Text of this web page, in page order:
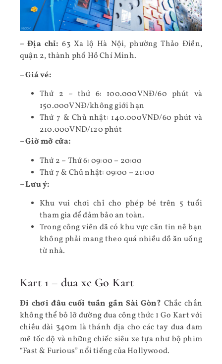
– Địa chỉ: 63 Xa lộ Hà Nội, phường Thảo Điền,
quận 2, thành phố Hồ Chí Minh.
– Giá vé:
Thứ 2 – thứ 6: 100.000VNĐ/60 phút và
150.000VNĐ/không giới hạn
Thứ 7 & Chủ nhật: 140.000VNĐ/60 phút và
210.000VNĐ/120 phút
– Giờ mở cửa:
Thứ 2 – Thứ 6: 09:00 – 20:00
Thứ 7 & Chủ nhật: 09:00 – 21:00
– Lưu ý:
Khu vui chơi chỉ cho phép bé trên 5 tuổi
tham gia để đảm bảo an toàn.
Trong công viên đã có khu vực căn tin nê bạn
không phải mang theo quá nhiều đồ ăn uống
từ nhà.
Kart 1 – đua xe Go Kart
Đi chơi đâu cuối tuần gần Sài Gòn? Chắc chắn
không thể bỏ lỡ đường đua công thức 1 Go Kart với
chiều dài 340m là thánh địa cho các tay đua đam
mê tốc độ và những chiếc siêu xe tựa như bộ phim
“Fast & Furious” nổi tiếng của Hollywood.